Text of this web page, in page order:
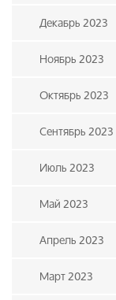
Декабрь 2023
Ноябрь 2023
Октябрь 2023
Сентябрь 2023
Июль 2023
Май 2023
Апрель 2023
Март 2023